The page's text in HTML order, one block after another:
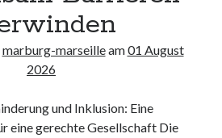
marburg-marseilleam01 August
2026
und Inklusion: Eine
eine gerechte Gesellschaft Die